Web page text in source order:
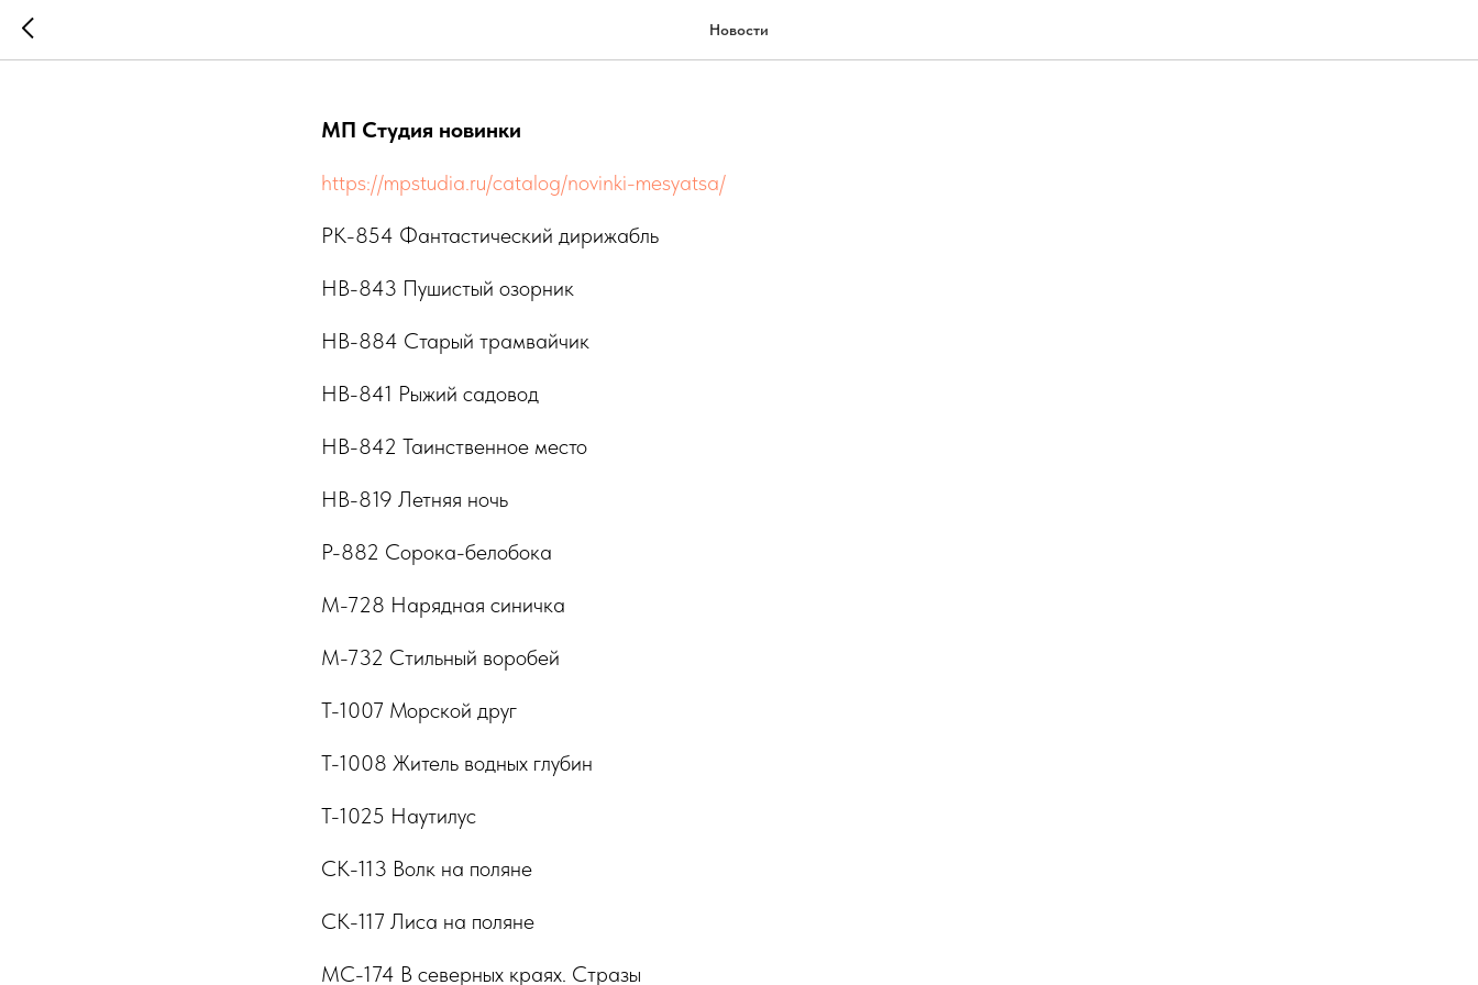
Новости
МП Студия новинки
https://mpstudia.ru/catalog/novinki-mesyatsa/
РК-854 Фантастический дирижабль
НВ-843 Пушистый озорник
НВ-884 Старый трамвайчик
НВ-841 Рыжий садовод
НВ-842 Таинственное место
НВ-819 Летняя ночь
Р-882 Сорока-белобока
М-728 Нарядная синичка
М-732 Стильный воробей
Т-1007 Морской друг
Т-1008 Житель водных глубин
Т-1025 Наутилус
СК-113 Волк на поляне
СК-117 Лиса на поляне
МС-174 В северных краях. Стразы